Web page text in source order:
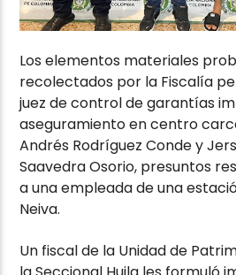
Los elementos materiales
recolectados por la Fiscalía
juez de control de garantías
aseguramiento en centro
Andrés Rodríguez Conde y
Saavedra Osorio, presuntos
a una empleada de una
Neiva.
Un fiscal de la Unidad de